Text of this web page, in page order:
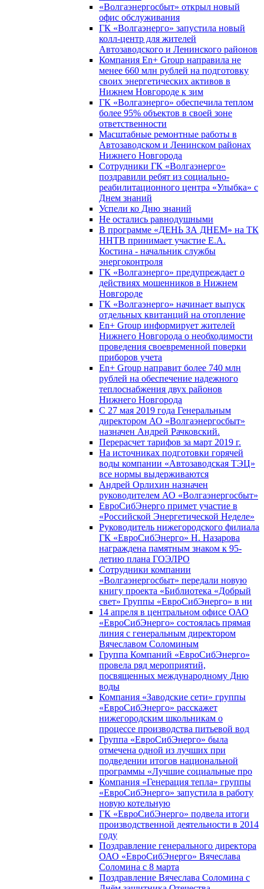
«Волгаэнергосбыт» открыл новый
офис обслуживания
ГК «Волгаэнерго» запустила новый
колл-центр для жителей
Автозаводского и Ленинского районов
Компания En+ Group направила не
менее 660 млн рублей на подготовку
своих энергетических активов в
Нижнем Новгороде к зим
ГК «Волгаэнерго» обеспечила теплом
более 95% объектов в своей зоне
ответственности
Масштабные ремонтные работы в
Автозаводском и Ленинском районах
Нижнего Новгорода
Сотрудники ГК «Волгаэнерго»
поздравили ребят из социально-
реабилитационного центра «Улыбка» с
Днем знаний
Успели ко Дню знаний
Не остались равнодушными
В программе «ДЕНЬ ЗА ДНЕМ» на ТК
ННТВ принимает участие Е.А.
Костина - начальник службы
энергоконтроля
ГК «Волгаэнерго» предупреждает о
действиях мошенников в Нижнем
Новгороде
ГК «Волгаэнерго» начинает выпуск
отдельных квитанций на отопление
En+ Group информирует жителей
Нижнего Новгорода о необходимости
проведения своевременной поверки
приборов учета
En+ Group направит более 740 млн
рублей на обеспечение надежного
теплоснабжения двух районов
Нижнего Новгорода
С 27 мая 2019 года Генеральным
директором АО «Волгаэнергосбыт»
назначен Андрей Рачковский.
Перерасчет тарифов за март 2019 г.
На источниках подготовки горячей
воды компании «Автозаводская ТЭЦ»
все нормы выдерживаются
Андрей Орлихин назначен
руководителем АО «Волгаэнергосбыт»
ЕвроСибЭнерго примет участие в
«Российской Энергетической Неделе»
Руководитель нижегородского филиала
ГК «ЕвроСибЭнерго» Н. Назарова
награждена памятным знаком к 95-
летию плана ГОЭЛРО
Сотрудники компании
«Волгаэнергосбыт» передали новую
книгу проекта «Библиотека «Добрый
свет» Группы «ЕвроСибЭнерго» в ни
14 апреля в центральном офисе ОАО
«ЕвроСибЭнерго» состоялась прямая
линия с генеральным директором
Вячеславом Соломиным
Группа Компаний «ЕвроСибЭнерго»
провела ряд мероприятий,
посвященных международному Дню
воды
Компания «Заводские сети» группы
«ЕвроСибЭнерго» расскажет
нижегородским школьникам о
процессе производства питьевой вод
Группа «ЕвроСибЭнерго» была
отмечена одной из лучших при
подведении итогов национальной
программы «Лучшие социальные про
Компания «Генерация тепла» группы
«ЕвроСибЭнерго» запустила в работу
новую котельную
ГК «ЕвроСибЭнерго» подвела итоги
производственной деятельности в 2014
году
Поздравление генерального директора
ОАО «ЕвроСибЭнерго» Вячеслава
Соломина с 8 марта
Поздравление Вячеслава Соломина с